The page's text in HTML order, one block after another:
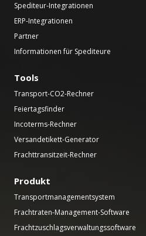
Spediteur-Integrationen
ERP-Integrationen
Partner
Informationen für Spediteure
Tools
Transport-CO2-Rechner
Feiertagsfinder
Incoterms-Rechner
Versandetikett-Generator
Frachttransitzeit-Rechner
Produkt
Transportmanagementsystem
Frachtraten-Management-Software
Frachtzuschlagsverwaltungssoftware